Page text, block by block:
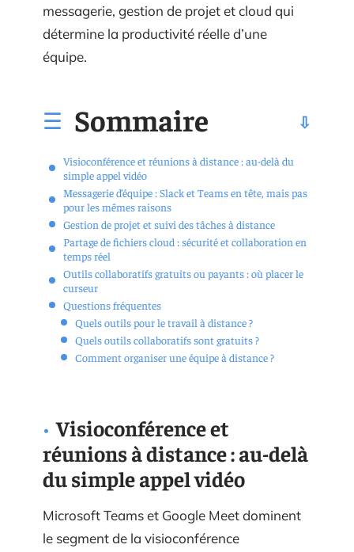
messagerie, gestion de projet et cloud qui
détermine la productivité réelle d’une
équipe.
Sommaire
Visioconférence et réunions à distance : au-delà du
simple appel vidéo
Messagerie d’équipe : Slack et Teams en tête, mais pas
pour les mêmes raisons
Gestion de projet et suivi des tâches à distance
Partage de fichiers cloud : sécurité et collaboration en
temps réel
Outils collaboratifs gratuits ou payants : où placer le
curseur
Questions fréquentes
Quels outils pour le travail à distance ?
Quels outils collaboratifs sont gratuits ?
Comment organiser une équipe à distance ?
Visioconférence et
réunions à distance : au-delà
du simple appel vidéo
Microsoft Teams et Google Meet dominent
le segment de la visioconférence